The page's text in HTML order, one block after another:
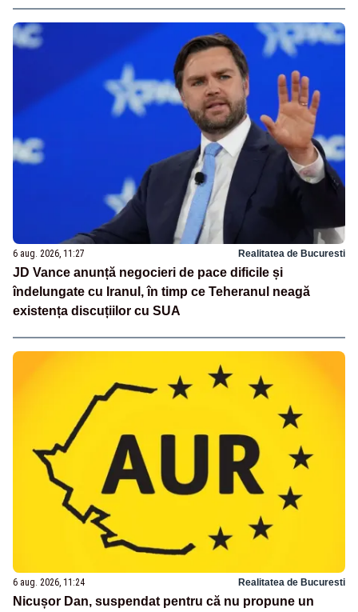
6 aug. 2026, 11:27 Realitatea de Bucuresti
JD Vance anunță negocieri de pace dificile și
îndelungate cu Iranul, în timp ce Teheranul neagă
existența discuțiilor cu SUA
6 aug. 2026, 11:24 Realitatea de Bucuresti
Nicușor Dan, suspendat pentru că nu propune un